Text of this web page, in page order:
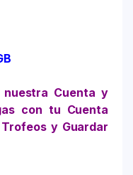
nuestra Cuenta y
con tu Cuenta
y Guardar